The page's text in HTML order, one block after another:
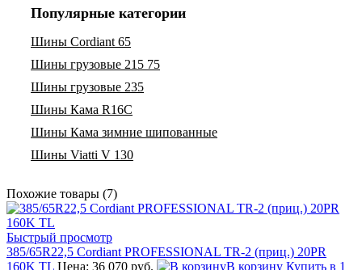
Популярные категории
Шины Cordiant 65
Шины грузовые 215 75
Шины грузовые 235
Шины Кама R16C
Шины Кама зимние шипованные
Шины Viatti V 130
Похожие товары (7)
Быстрый просмотр
385/65R22,5 Cordiant PROFESSIONAL TR-2 (приц.) 20PR
160K TL Цена: 36 070 руб. В корзину Купить в 1